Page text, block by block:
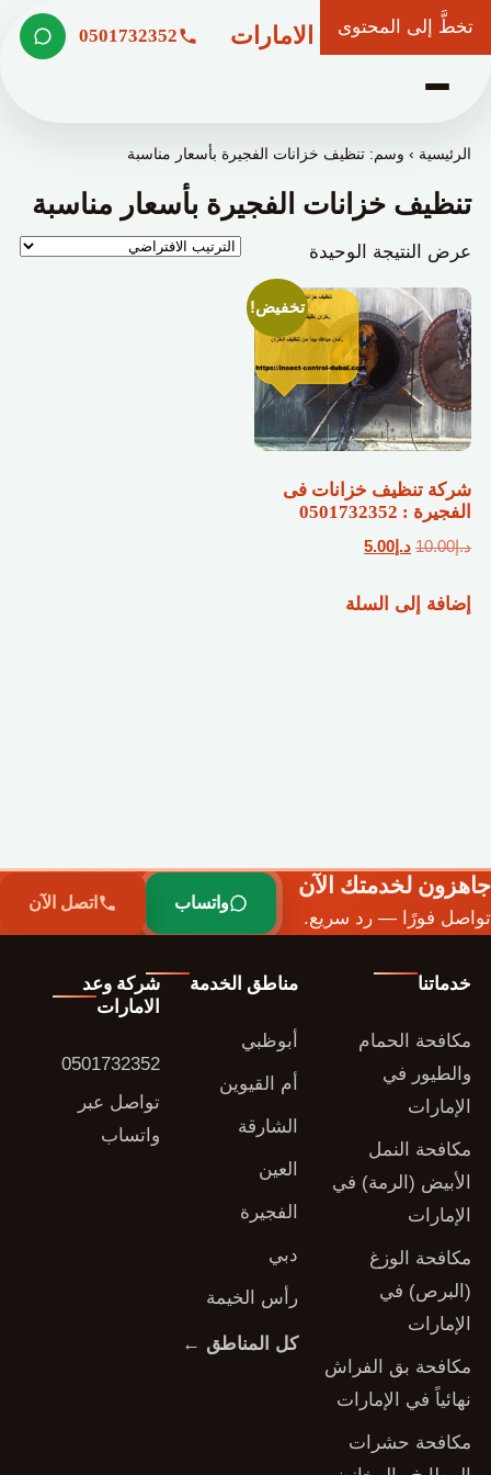
تخطَّ إلى المحتوى
شركة وعد الامارات 0501732352
الرئيسية ›وسم: تنظيف خزانات الفجيرة بأسعار مناسبة
تنظيف خزانات الفجيرة بأسعار مناسبة
عرض النتيجة الوحيدة
تخفيض!
شركة تنظيف خزانات فى
الفجيرة : 0501732352
د.إ10.00 السعر
هو:
د.إ5.00السعر
هو:
إضافة إلى السلة
جاهزون لخدمتك الآن
تواصل فورًا — رد سريع.
واتساب اتصل الآن
خدماتنا
مكافحة الحمام
والطيور في
الإمارات
مكافحة النمل
الأبيض (الرمة) في
الإمارات
مكافحة الوزغ
(البرص) في
الإمارات
مكافحة بق الفراش
نهائياً في الإمارات
مكافحة حشرات
مناطق الخدمة
أبوظبي
أم القيوين
الشارقة
العين
الفجيرة
دبي
رأس الخيمة
كل المناطق ←
شركة وعد
الامارات
0501732352
تواصل عبر
واتساب